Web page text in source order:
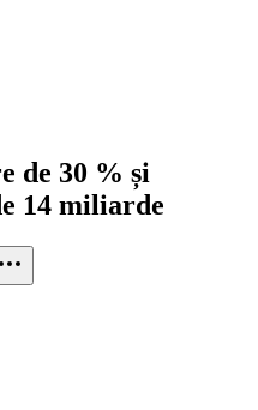
de 30 % și
14 miliarde